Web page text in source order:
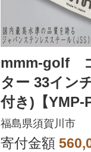
mmm-golf
ター 33イン
付き)【YMP-
本製 JSS採
福島県須賀川市
寄付金額